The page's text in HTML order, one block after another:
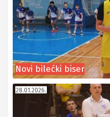
Novi bilećki biser
28.01.2026.